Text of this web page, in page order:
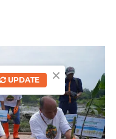
×
UPDATE